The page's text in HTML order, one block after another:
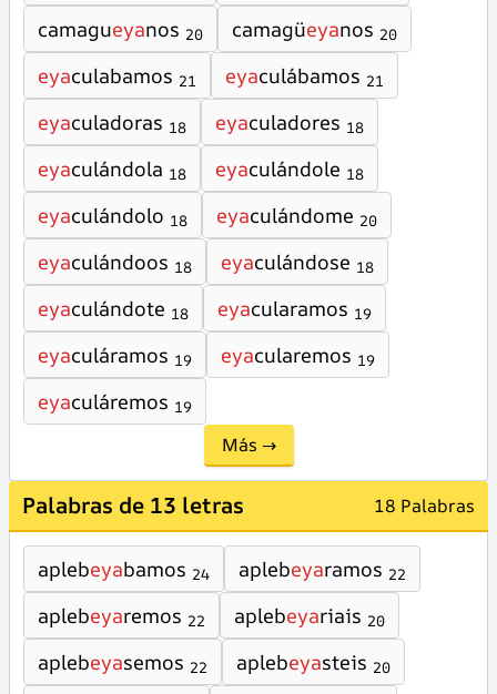
camagueyanos 20 camagüeyanos 20
eyaculabamos 21 eyaculábamos 21
eyaculadoras 18 eyaculadores 18
eyaculándola 18 eyaculándole 18
eyaculándolo 18 eyaculándome 20
eyaculándoos 18 eyaculándose 18
eyaculándote 18 eyacularamos 19
eyaculáramos 19 eyacularemos 19
eyaculáremos 19
Más →
Palabras de 13 letras 18 Palabras
aplebeyabamos 24 aplebeyaramos 22
aplebeyaremos 22 aplebeyariais 20
aplebeyasemos 22 aplebeyasteis 20